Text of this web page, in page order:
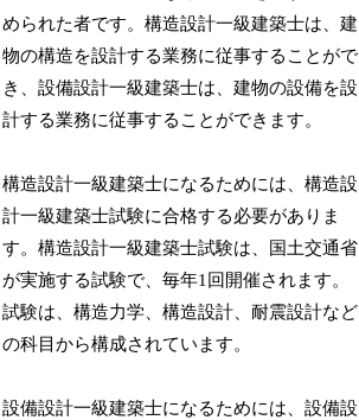
められた者です。構造設計一級建築士は、建
物の構造を設計する業務に従事することがで
き、設備設計一級建築士は、建物の設備を設
計する業務に従事することができます。
構造設計一級建築士になるためには、構造設
計一級建築士試験に合格する必要がありま
す。構造設計一級建築士試験は、国土交通省
が実施する試験で、毎年1回開催されます。
試験は、構造力学、構造設計、耐震設計など
の科目から構成されています。
設備設計一級建築士になるためには、設備設